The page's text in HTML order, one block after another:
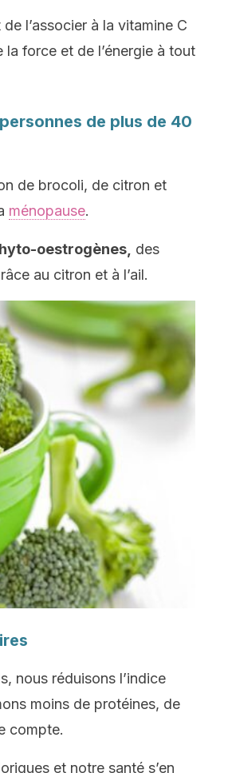
l’associer à la vitamine C
force et de l’énergie à tout
de plus de 40
de brocoli, de citron et
ménopause.
oestrogènes, des
au citron et à l’ail.
nous réduisons l’indice
moins de protéines, de
compte.
et notre santé s’en